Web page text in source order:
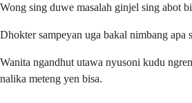
Wong sing duwe masalah ginjel sing abot
Dhokter sampeyan uga bakal nimbang
Wanita ngandhut utawa nyusoni kudu
nalika meteng yen bisa.